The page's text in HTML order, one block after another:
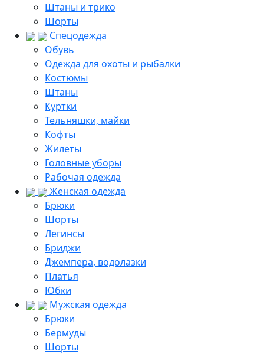
Штаны и трико
Шорты
Спецодежда
Обувь
Одежда для охоты и рыбалки
Костюмы
Штаны
Куртки
Тельняшки, майки
Кофты
Жилеты
Головные уборы
Рабочая одежда
Женская одежда
Брюки
Шорты
Легинсы
Бриджи
Джемпера, водолазки
Платья
Юбки
Мужская одежда
Брюки
Бермуды
Шорты